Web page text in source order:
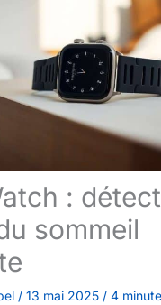
:
sommeil
/ 13 mai 2025 / 4